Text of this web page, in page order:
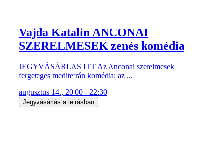
Vajda Katalin ANCONAI
SZERELMESEK zenés komédia
JEGYVÁSÁRLÁS ITT Az Anconai szerelmesek
fergeteges mediterrán komédia: az ...
augusztus 14., 20:00 - 22:30
Jegyvásárlás a leírásban